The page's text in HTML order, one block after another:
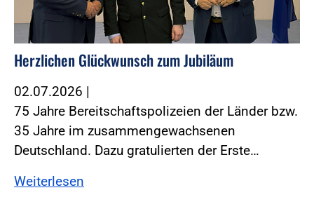
Herzlichen Glückwunsch zum Jubiläum
02.07.2026 |
75 Jahre Bereitschaftspolizeien der Länder bzw.
35 Jahre im zusammengewachsenen
Deutschland. Dazu gratulierten der Erste…
Weiterlesen